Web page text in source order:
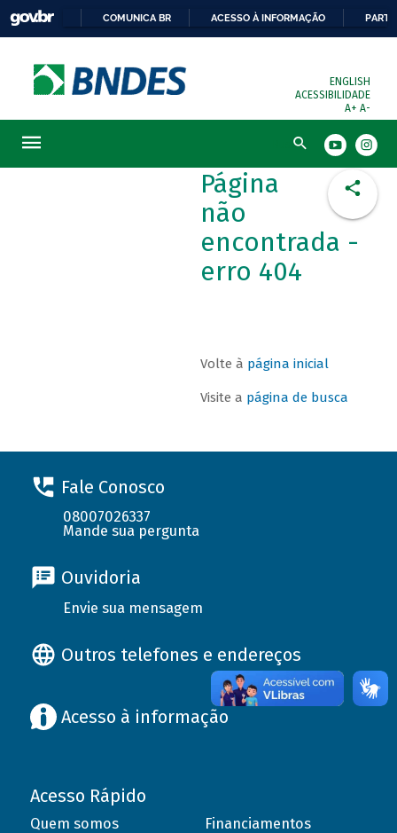
COMUNICA BR ACESSO À INFORMAÇÃO
ENGLISH
ACESSIBILIDADE
A+ A-
Busca
Página
não
encontrada -
erro 404
Volte à página inicial
Visite a página de busca
Fale Conosco
08007026337
Mande sua pergunta
Ouvidoria
Envie sua mensagem
Outros telefones e endereços
Acesso à informação
Acesso Rápido
Quem somos
Financiamentos